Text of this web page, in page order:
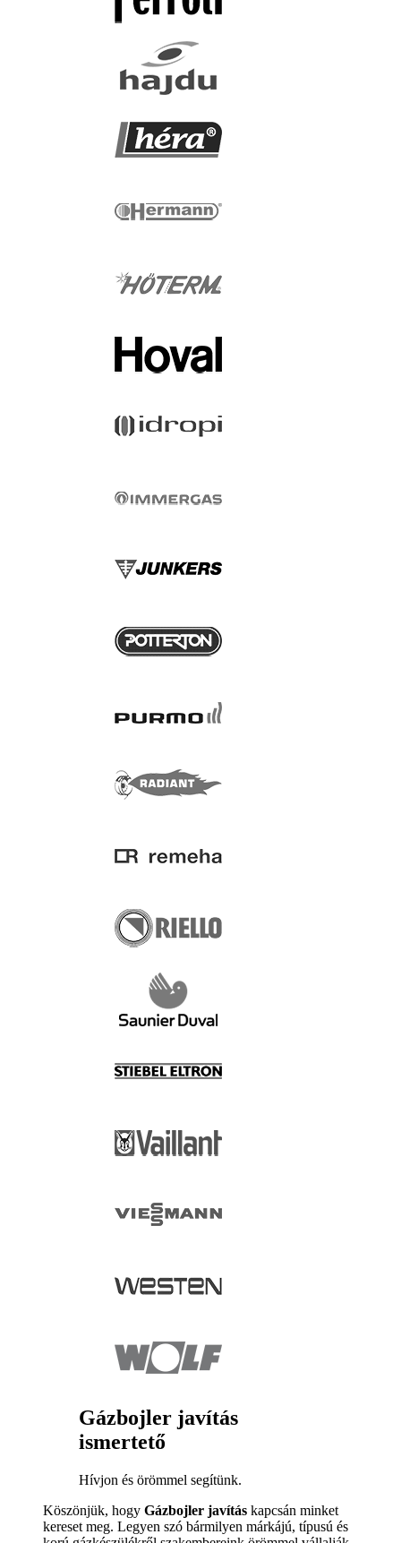
Gázbojler javítás
ismertető
Hívjon és örömmel segítünk.
Köszönjük, hogy Gázbojler javítás kapcsán minket
kereset meg. Legyen szó bármilyen márkájú, típusú és